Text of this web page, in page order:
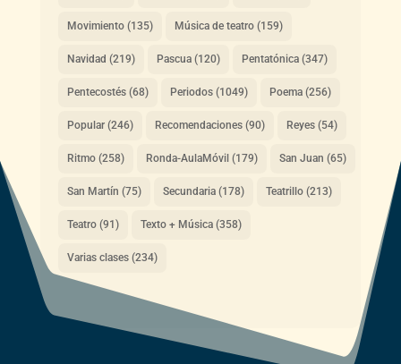
Movimiento(135) Música de teatro(159)
Navidad (219) Pascua(120) Pentatónica(347)
Pentecostés(68) Periodos(1049) Poema(256)
Popular(246) Recomendaciones(90) Reyes(54)
Ritmo(258) Ronda-AulaMóvil(179) San Juan (65)
San Martín (75) Secundaria(178) Teatrillo(213)
Teatro(91) Texto + Música(358)
Varias clases(234)